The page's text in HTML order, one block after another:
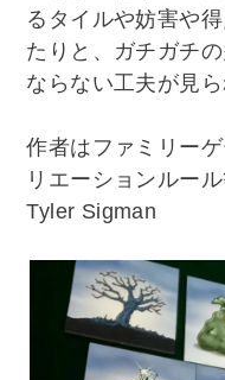
るタイルや妨害や
たりと、ガチガチ
ならない工夫が見ら
作者はファミリー
リエーションルー
Tyler Sigman